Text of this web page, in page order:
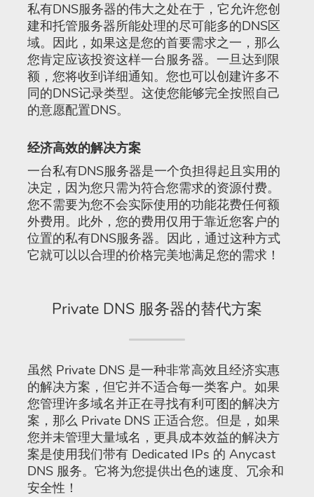
私有DNS服务器的伟大之处在于，它允许您创
建和托管服务器所能处理的尽可能多的DNS区
域。因此，如果这是您的首要需求之一，那么
您肯定应该投资这样一台服务器。一旦达到限
额，您将收到详细通知。您也可以创建许多不
同的DNS记录类型。这使您能够完全按照自己
的意愿配置DNS。
经济高效的解决方案
一台私有DNS服务器是一个负担得起且实用的
决定，因为您只需为符合您需求的资源付费。
您不需要为您不会实际使用的功能花费任何额
外费用。此外，您的费用仅用于靠近您客户的
位置的私有DNS服务器。因此，通过这种方式
它就可以以合理的价格完美地满足您的需求！
Private DNS 服务器的替代方案
虽然 Private DNS 是一种非常高效且经济实惠
的解决方案，但它并不适合每一类客户。如果
您管理许多域名并正在寻找有利可图的解决方
案，那么 Private DNS 正适合您。但是，如果
您并未管理大量域名，更具成本效益的解决方
案是使用我们带有 Dedicated IPs 的 Anycast
DNS 服务。它将为您提供出色的速度、冗余和
安全性！